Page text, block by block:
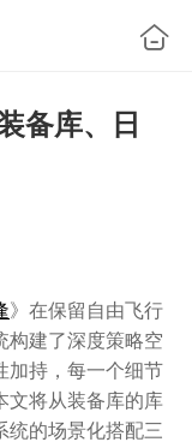
备库、日
》在保留自由飞行
构建了深度策略空
加持，每一个细节
文将从装备库的库
统的场景化搭配三